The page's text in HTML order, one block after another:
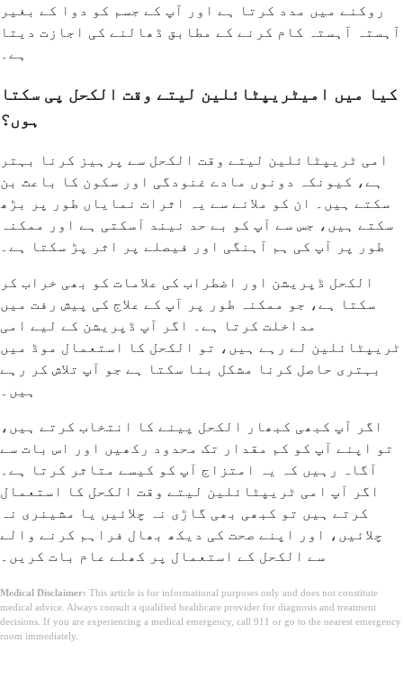
روکنے میں مدد کرتا ہے اور آپ کے جسم کو دوا کے بغیر
آہستہ آہستہ کام کرنے کے مطابق ڈھالنے کی اجازت دیتا
ہے۔
کیا میں امیٹریپٹائلین لیتے وقت الکحل پی سکتا
ہوں؟
امی ٹریپٹائلین لیتے وقت الکحل سے پرہیز کرنا بہتر
ہے، کیونکہ دونوں مادے غنودگی اور سکون کا باعث بن
سکتے ہیں۔ ان کو ملانے سے یہ اثرات نمایاں طور پر بڑھ
سکتے ہیں، جس سے آپ کو بے حد نیند آسکتی ہے اور ممکنہ
طور پر آپ کی ہم آہنگی اور فیصلے پر اثر پڑ سکتا ہے۔
الکحل ڈپریشن اور اضطراب کی علامات کو بھی خراب کر
سکتا ہے، جو ممکنہ طور پر آپ کے علاج کی پیش رفت میں
مداخلت کرتا ہے۔ اگر آپ ڈپریشن کے لیے امی
ٹریپٹائلین لے رہے ہیں، تو الکحل کا استعمال موڈ میں
بہتری حاصل کرنا مشکل بنا سکتا ہے جو آپ تلاش کر رہے
ہیں۔
اگر آپ کبھی کبھار الکحل پینے کا انتخاب کرتے ہیں،
تو اپنے آپ کو کم مقدار تک محدود رکھیں اور اس بات سے
آگاہ رہیں کہ یہ امتزاج آپ کو کیسے متاثر کرتا ہے۔
اگر آپ امی ٹریپٹائلین لیتے وقت الکحل کا استعمال
کرتے ہیں تو کبھی بھی گاڑی نہ چلائیں یا مشینری نہ
چلائیں، اور اپنے صحت کی دیکھ بھال فراہم کرنے والے
سے الکحل کے استعمال پر کھلے عام بات کریں۔
Medical Disclaimer: This article is for informational purposes only and does not constitute
medical advice. Always consult a qualified healthcare provider for diagnosis and treatment
decisions. If you are experiencing a medical emergency, call 911 or go to the nearest emergency
room immediately.